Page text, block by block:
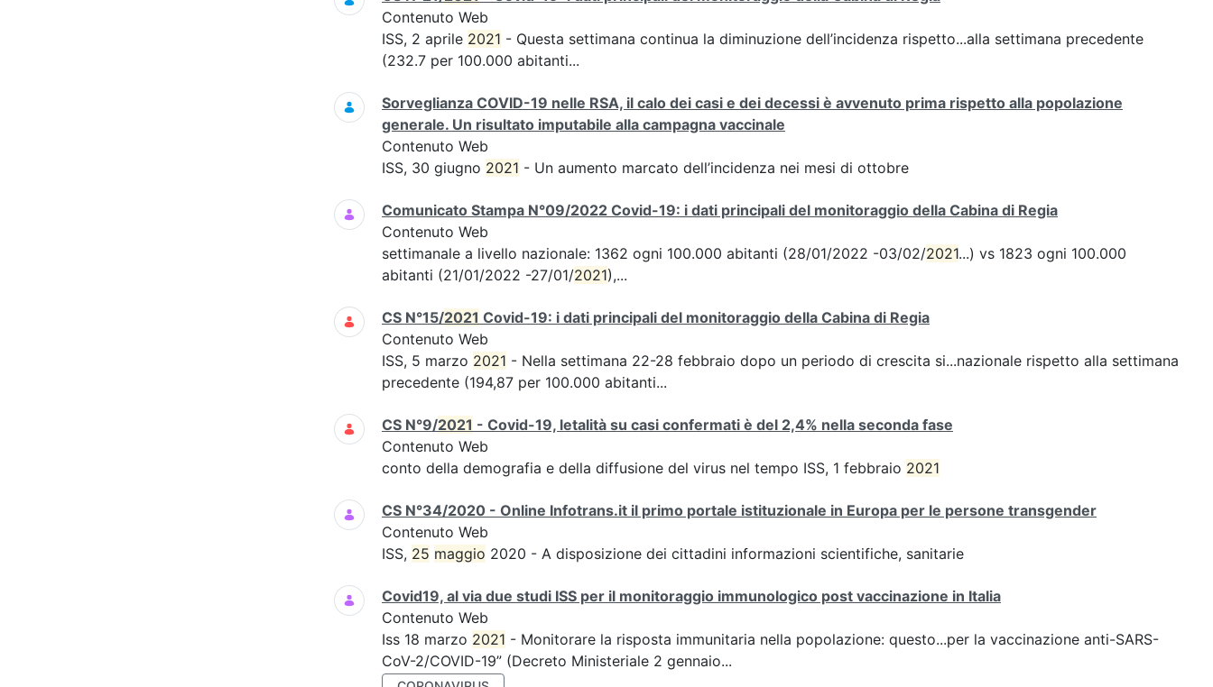
Contenuto Web
ISS, 2 aprile 2021 - Questa settimana continua la diminuzione dell’incidenza rispetto...alla settimana precedente
(232.7 per 100.000 abitanti...
Sorveglianza COVID-19 nelle RSA, il calo dei casi e dei decessi è avvenuto prima rispetto alla popolazione
generale. Un risultato imputabile alla campagna vaccinale
Contenuto Web
ISS, 30 giugno 2021 - Un aumento marcato dell’incidenza nei mesi di ottobre
Comunicato Stampa N°09/2022 Covid-19: i dati principali del monitoraggio della Cabina di Regia
Contenuto Web
settimanale a livello nazionale: 1362 ogni 100.000 abitanti (28/01/2022 -03/02/2021...) vs 1823 ogni 100.000
abitanti (21/01/2022 -27/01/2021),...
CS N°15/2021 Covid-19: i dati principali del monitoraggio della Cabina di Regia
Contenuto Web
ISS, 5 marzo 2021 - Nella settimana 22-28 febbraio dopo un periodo di crescita si...nazionale rispetto alla settimana
precedente (194,87 per 100.000 abitanti...
CS N°9/2021 - Covid-19, letalità su casi confermati è del 2,4% nella seconda fase
Contenuto Web
conto della demografia e della diffusione del virus nel tempo ISS, 1 febbraio 2021
CS N°34/2020 - Online Infotrans.it il primo portale istituzionale in Europa per le persone transgender
Contenuto Web
ISS, 25 maggio 2020 - A disposizione dei cittadini informazioni scientifiche, sanitarie
Covid19, al via due studi ISS per il monitoraggio immunologico post vaccinazione in Italia
Contenuto Web
Iss 18 marzo 2021 - Monitorare la risposta immunitaria nella popolazione: questo...per la vaccinazione anti-SARS-
CoV-2/COVID-19” (Decreto Ministeriale 2 gennaio...